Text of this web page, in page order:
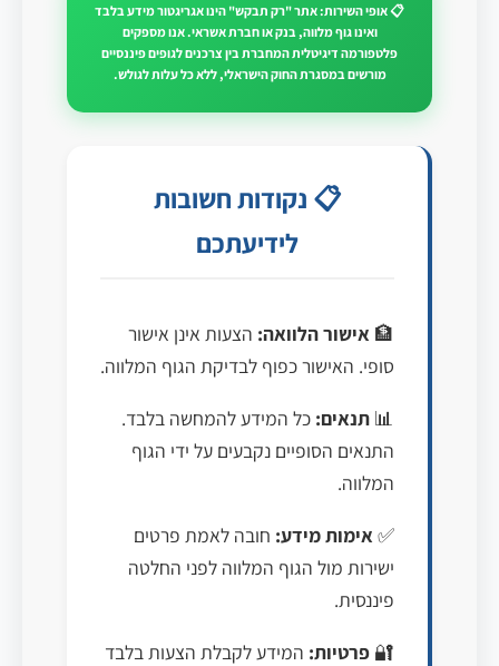
📋 אופי השירות: אתר "רק תבקש" הינו אגריגטור מידע בלבד
ואינו גוף מלווה, בנק או חברת אשראי. אנו מספקים
פלטפורמה דיגיטלית המחברת בין צרכנים לגופים פיננסיים
מורשים במסגרת החוק הישראלי, ללא כל עלות לגולש.
📋 נקודות חשובות
לידיעתכם
🏦 אישור הלוואה: הצעות אינן אישור
סופי. האישור כפוף לבדיקת הגוף המלווה.
📊 תנאים: כל המידע להמחשה בלבד.
התנאים הסופיים נקבעים על ידי הגוף
המלווה.
✅ אימות מידע: חובה לאמת פרטים
ישירות מול הגוף המלווה לפני החלטה
פיננסית.
🔐 פרטיות: המידע לקבלת הצעות בלבד